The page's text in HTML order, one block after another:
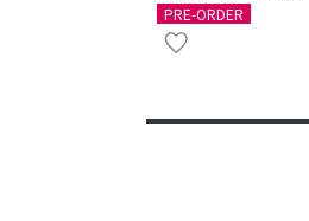
PRE-ORDER